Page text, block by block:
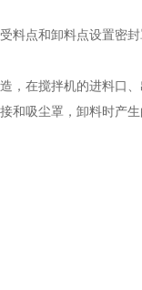
料点和卸料点设置密
，在搅拌机的进料口
和吸尘罩，卸料时产